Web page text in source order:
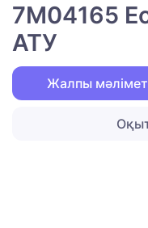
7M04165
АТУ
Жалпы